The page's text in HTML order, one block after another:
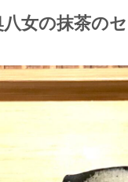
八女の抹茶の